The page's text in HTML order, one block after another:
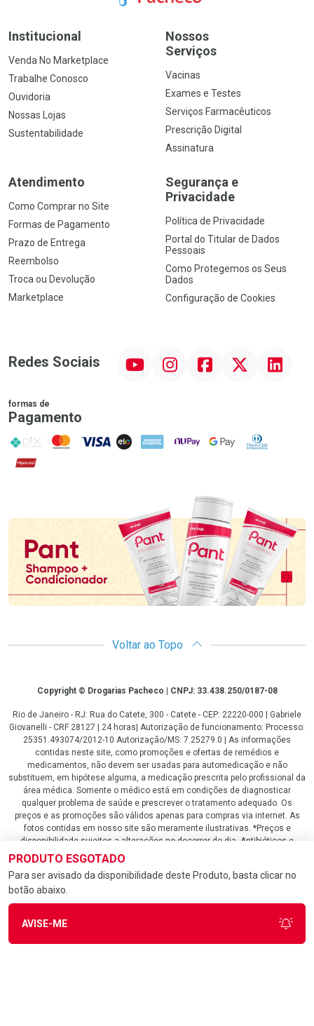
PRODUTO ESGOTADO
Para ser avisado da disponibilidade deste Produto, basta clicar no
botão abaixo.
AVISE-ME
Institucional
Venda No Marketplace
Trabalhe Conosco
Ouvidoria
Nossas Lojas
Sustentabilidade
Nossos
Serviços
Vacinas
Exames e Testes
Serviços Farmacêuticos
Prescrição Digital
Assinatura
Atendimento
Como Comprar no Site
Formas de Pagamento
Prazo de Entrega
Reembolso
Troca ou Devolução
Marketplace
Segurança e
Privacidade
Política de Privacidade
Portal do Titular de Dados
Pessoais
Como Protegemos os Seus
Dados
Configuração de Cookies
Redes Sociais InstagramFacebook Linkedin
formas de
Pagamento
PIX MasterCard
VISA ELO AMEX NuPay Google PayDiners Club
Hipercard
Promoção em Destaque
Voltar ao Topo
CopyrightCopyright © Drogarias Pacheco | CNPJ: 33.438.250/0187-08
Rio de Janeiro - RJ: Rua do Catete, 300 - Catete - CEP: 22220-000 | Gabriele
Giovanelli - CRF 28127 | 24 horas| Autorização de funcionamento: Processo:
25351.493074/2012-10 Autorização/MS: 7.25279.0 | As informações
contidas neste site, como promoções e ofertas de remédios e
medicamentos, não devem ser usadas para automedicação e não
substituem, em hipótese alguma, a medicação prescrita pelo profissional da
área médica. Somente o médico está em condições de diagnosticar
qualquer problema de saúde e prescrever o tratamento adequado. Os
preços e as promoções são válidos apenas para compras via internet. As
fotos contidas em nosso site são meramente ilustrativas. *Preços e
disponibilidade sujeitos a alterações no decorrer do dia. Antibióticos e
antimicrobianos vendas apenas em lojas físicas ou televendas. Portaria nº
344 - 01/02/1999 - Ministério da Saúde. Horário de funcionamento Central
de Vendas e Atendimento ao Cliente 4020 4404 ou 0800 282 10 10 de
LGPD Aceite os Cookies